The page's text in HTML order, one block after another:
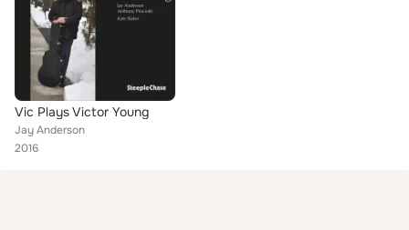
Vic Plays Victor Young
Jay Anderson
2016